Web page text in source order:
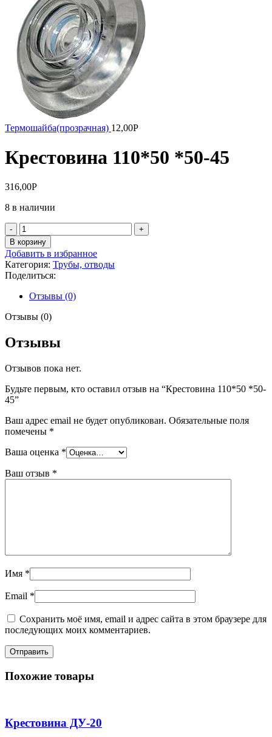
Термошайба(прозрачная) 12,00Р
Крестовина 110*50 *50-45
316,00Р
8 в наличии
Количество
товара
Крестовина
110*50
*50-
45
В корзину
Добавить в избранное
Категория: Трубы, отводы
Поделиться:
Отзывы (0)
Отзывы (0)
Отзывы
Отзывов пока нет.
Будьте первым, кто оставил отзыв на “Крестовина 110*50 *50-
45”
Ваш адрес email не будет опубликован. Обязательные поля
помечены *
Ваша оценка *
Ваш отзыв *
Имя *
Email *
Сохранить моё имя, email и адрес сайта в этом браузере для
последующих моих комментариев.
Похожие товары
Крестовина ДУ-20